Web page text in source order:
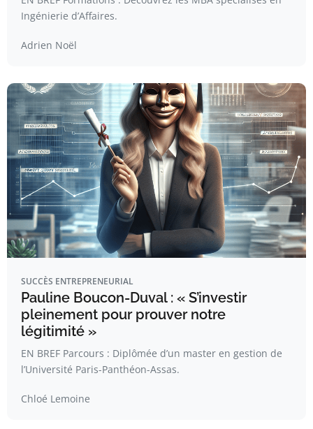
Ingénierie d’Affaires.
Adrien Noël
SUCCÈS ENTREPRENEURIAL
Pauline Boucon-Duval : « S’investir
pleinement pour prouver notre
légitimité »
EN BREF Parcours : Diplômée d’un master en gestion de
l’Université Paris-Panthéon-Assas.
Chloé Lemoine